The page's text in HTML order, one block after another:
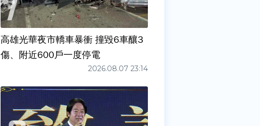
高雄光華夜市轎車暴衝 撞毀6車釀3
傷、附近600戶一度停電
2026.08.07 23:14